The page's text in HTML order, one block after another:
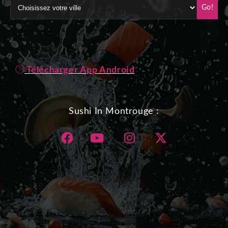
Go!
Télécharger App Android
Sushi In Montrouge :